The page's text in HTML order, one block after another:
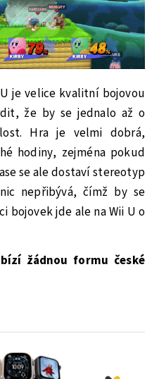
je velice kvalitní bojovou
že by se jednalo až o
Hra je velmi dobrá,
hodiny, zejména pokud
se ale dostaví stereotyp
nepřibývá, čímž by se
bojovek jde ale na Wii U o
žádnou formu české